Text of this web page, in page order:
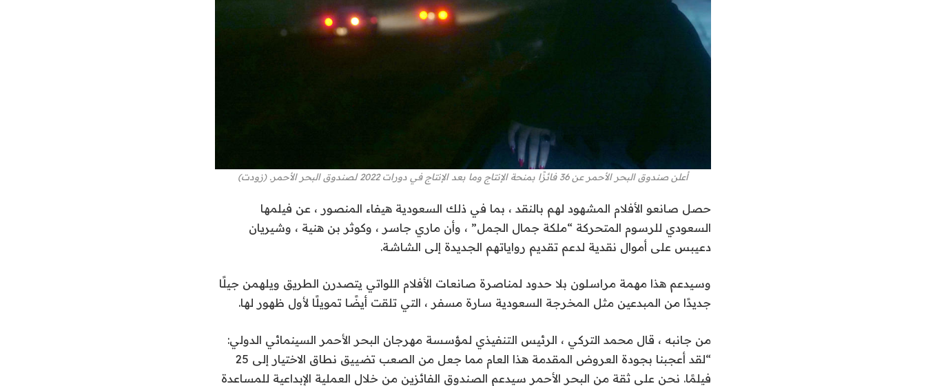
أعلن صندوق البحر الأحمر عن 36 فائزًا بمنحة الإنتاج وما بعد الإنتاج في دورات 2022 لصندوق البحر الأحمر. (زودت)
حصل صانعو الأفلام المشهود لهم بالنقد ، بما في ذلك السعودية هيفاء المنصور ، عن فيلمها
السعودي للرسوم المتحركة “ملكة جمال الجمل” ، وأن ماري جاسر ، وكوثر بن هنية ، وشيريان
دعيبس على أموال نقدية لدعم تقديم رواياتهم الجديدة إلى الشاشة.
وسيدعم هذا مهمة مراسلون بلا حدود لمناصرة صانعات الأفلام اللواتي يتصدرن الطريق ويلهمن جيلًا
جديدًا من المبدعين مثل المخرجة السعودية سارة مسفر ، التي تلقت أيضًا تمويلًا لأول ظهور لها.
من جانبه ، قال محمد التركي ، الرئيس التنفيذي لمؤسسة مهرجان البحر الأحمر السينمائي الدولي:
“لقد أعجبنا بجودة العروض المقدمة هذا العام مما جعل من الصعب تضييق نطاق الاختيار إلى 25
فيلمًا. نحن على ثقة من البحر الأحمر سيدعم الصندوق الفائزين من خلال العملية الإبداعية للمساعدة